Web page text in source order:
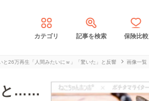
カテゴリ 記事を検索 保険比較
26万再生「人間みたいにｗ」「驚いた」と反響 画像一覧
と……